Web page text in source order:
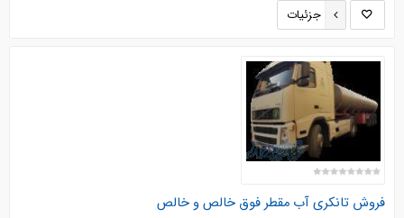
جزئیات
فروش تانکریآب مقطر فوق خالص و خالص